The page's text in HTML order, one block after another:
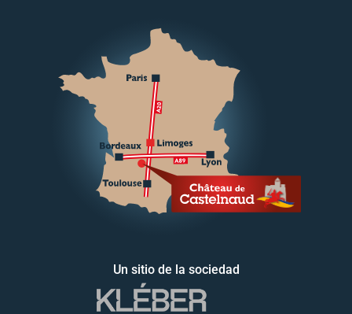
Un sitio de la sociedad